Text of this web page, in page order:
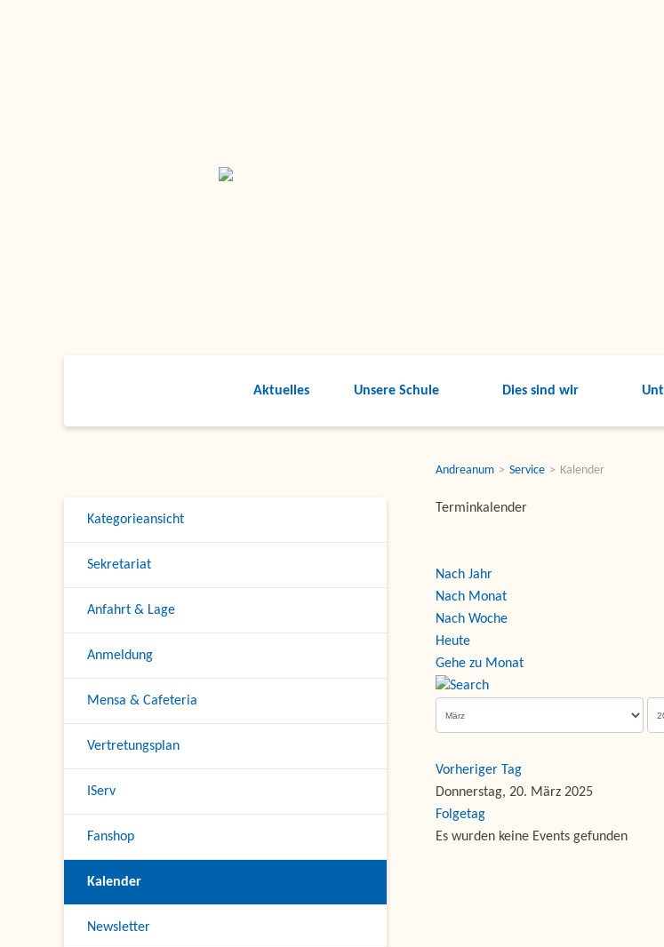
Aktuelles Unsere Schule Dies sind wir
Kategorieansicht
Sekretariat
Anfahrt & Lage
Anmeldung
Mensa & Cafeteria
Vertretungsplan
IServ
Fanshop
Kalender
Newsletter
Andreanum Service Kalender
Terminkalender
Nach Jahr
Nach Monat
Nach Woche
Heute
Gehe zu Monat
Vorheriger Tag
Donnerstag, 20. März 2025
Folgetag
Es wurden keine Events gefunden